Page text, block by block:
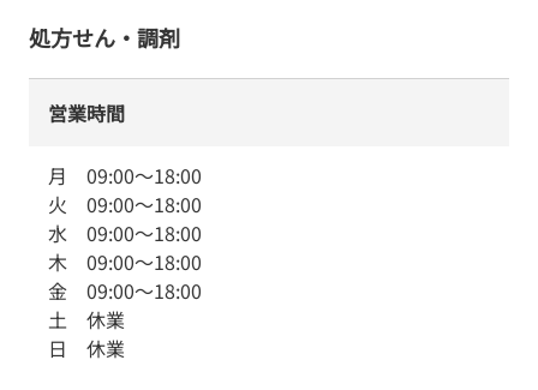
処方せん・調剤
営業時間
月 09:00～18:00
火 09:00～18:00
水 09:00～18:00
木 09:00～18:00
金 09:00～18:00
土 休業
日 休業